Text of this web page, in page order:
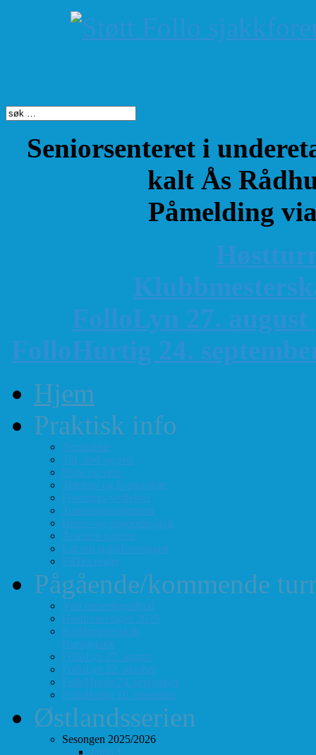
Seniorsenteret i
kalt Ås
Påmelding
K
FolloLyn 27. august
FolloHurtig 24.
Hjem
Praktisk info
Terminliste
Tid, sted og pris
Styre og verv
Telefon- og E-post-liste
Forenings-vedtekter
Turneringsreglement
Barne- og ungdomssjakk
Årsmøte-papirer
Litt om sjakkforeningen
FIDEs regler
Pågående/kommende
Vårt turneringstilbud
Høstturneringen 2026
Klubbmesterskap
Hurtigsjakk
FolloLyn 27. august
FolloLyn 22. oktober
FolloHurtig 24. september
FolloHurtig 10. desember
Østlandsserien
Sesongen 2025/2026
Follo 1